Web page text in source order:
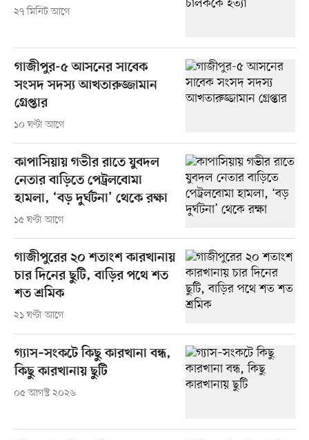
২৭ মিনিট আগে
গাজীপুর-৫ আসনের সাবেক
সংসদ সদস্য আখতারুজ্জামান
গ্রেপ্তার
১০ ঘণ্টা আগে
কাপাসিয়ায় গভীর রাতে যুবদল
নেতার বাড়িতে পেট্রলবোমা
হামলা, ‘বড় দুর্ঘটনা’ থেকে রক্ষা
১৫ ঘণ্টা আগে
গাজীপুরের ২০ শতাংশ কারখানায়
চার দিনের ছুটি, বাড়ির পথে শত
শত শ্রমিক
২১ ঘণ্টা আগে
গ্যাস–সংকটে কিছু কারখানা বন্ধ,
কিছু কারখানায় ছুটি
০৫ আগস্ট ২০২৬